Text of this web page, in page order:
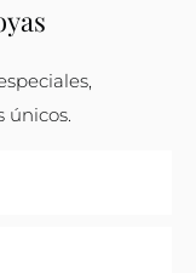
únicos.